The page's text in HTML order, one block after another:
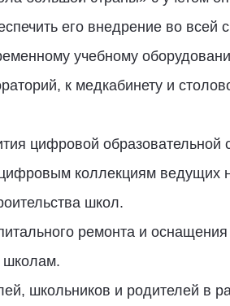
его внедрение во всей
учебному
к медкабинету и
цифровой
коллекциям ведущих
школ.
ремонта и
школам.
школьников и родителей в